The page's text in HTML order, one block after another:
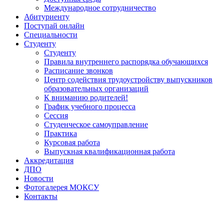
Международное сотрудничество
Абитуриенту
Поступай онлайн
Специальности
Студенту
Студенту
Правила внутреннего распорядка обучающихся
Расписание звонков
Центр содействия трудоустройству выпускников
образовательных организаций
К вниманию родителей!
График учебного процесса
Сессия
Студенческое самоуправление
Практика
Курсовая работа
Выпускная квалификационная работа
Аккредитация
ДПО
Новости
Фотогалерея МОКСУ
Контакты